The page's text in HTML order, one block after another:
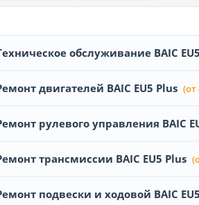
обслуживание BAIC
двигателей BAIC EU5 Plus (от
рулевого управления BAIC
трансмиссии BAIC EU5 Plus
подвески и ходовой BAIC